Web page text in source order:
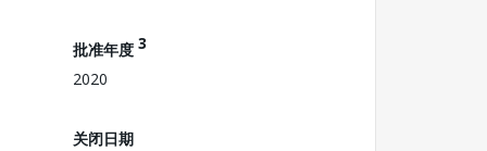
批准年度 3
2020
关闭日期